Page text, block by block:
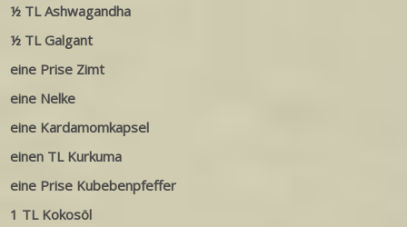
½ TL Ashwagandha
½ TL Galgant
eine Prise Zimt
eine Nelke
eine Kardamomkapsel
einen TL Kurkuma
eine Prise Kubebenpfeffer
1 TL Kokosöl